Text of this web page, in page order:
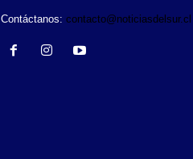
Contáctanos: contacto@noticiasdelsur.cl